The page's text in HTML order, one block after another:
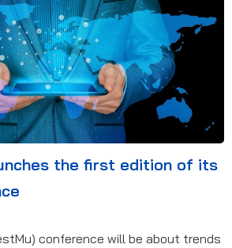
the first edition of its
conference will be about trends